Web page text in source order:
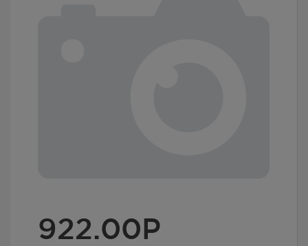
922.00Р